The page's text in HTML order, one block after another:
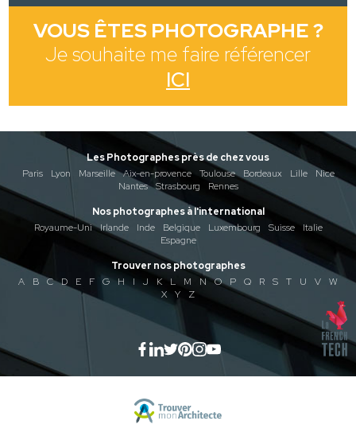
VOUS ÊTES PHOTOGRAPHE ?
Je souhaite me faire référencer
ICI
Les Photographes près de chez vous
Paris
Lyon Marseille Aix-en-provence Toulouse Bordeaux Lille
Nice
Nantes
Strasbourg
Rennes
Nos photographes à l'international
Royaume-Uni
Irlande Inde Belgique Luxembourg Suisse
Italie
Espagne
Trouver nos photographes
A
B C D E F G H I J K L M N O P Q R S T U V
W
X
Y Z